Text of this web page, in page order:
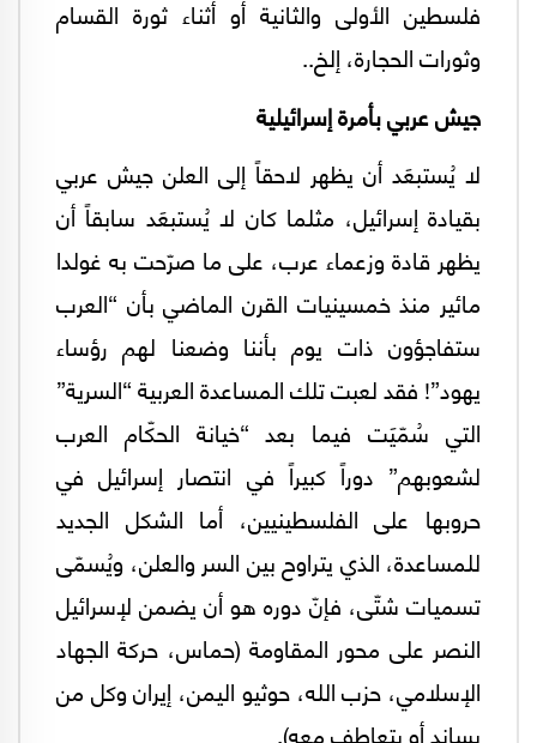
فلسطين الأولى والثانية أو أثناء ثورة القسام
وثورات الحجارة، إلخ..
جيش عربي بأمرة إسرائيلية
لا يُستبعَد أن يظهر لاحقاً إلى العلن جيش عربي
بقيادة إسرائيل، مثلما كان لا يُستبعَد سابقاً أن
يظهر قادة وزعماء عرب، على ما صرّحت به غولدا
مائير منذ خمسينيات القرن الماضي بأن “العرب
ستفاجؤون ذات يوم بأننا وضعنا لهم رؤساء
يهود”! فقد لعبت تلك المساعدة العربية “السرية”
التي سُمّيَت فيما بعد “خيانة الحكّام العرب
لشعوبهم” دوراً كبيراً في انتصار إسرائيل في
حروبها على الفلسطينيين، أما الشكل الجديد
للمساعدة، الذي يتراوح بين السر والعلن، ويُسمّى
تسميات شتّى، فإنّ دوره هو أن يضمن لإسرائيل
النصر على محور المقاومة (حماس، حركة الجهاد
الإسلامي، حزب الله، حوثيو اليمن، إيران وكل من
يساند أو يتعاطف معه).